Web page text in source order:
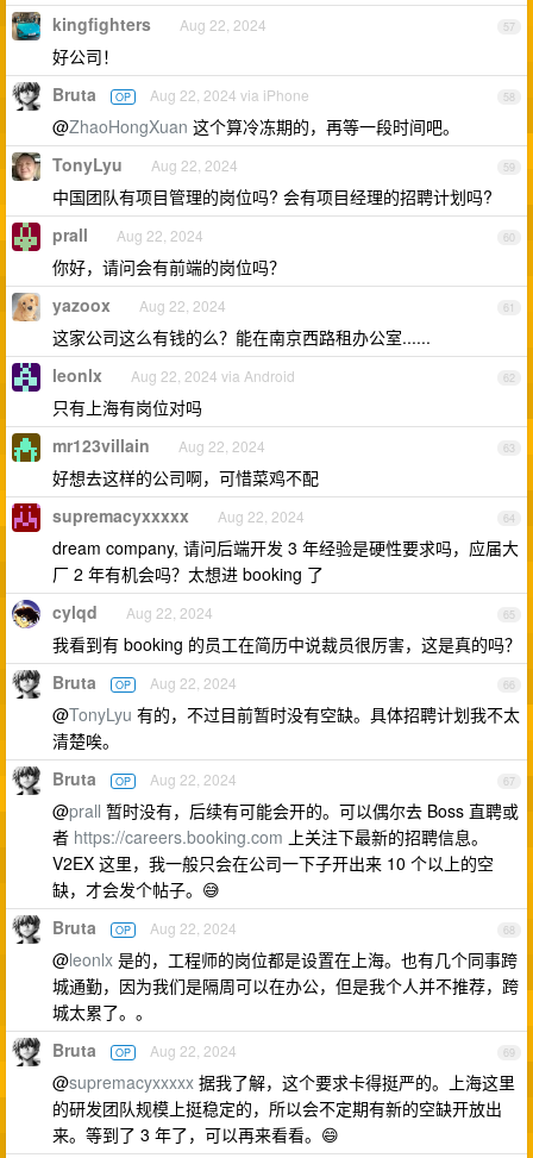
57
kingfighters Aug 22, 2024
好公司！
58
Bruta OP Aug 22, 2024 via iPhone
@ZhaoHongXuan 这个算冷冻期的，再等一段时间吧。
59
TonyLyu Aug 22, 2024
中国团队有项目管理的岗位吗? 会有项目经理的招聘计划吗?
60
prall Aug 22, 2024
你好，请问会有前端的岗位吗？
61
yazoox Aug 22, 2024
这家公司这么有钱的么？能在南京西路租办公室......
62
leonlx Aug 22, 2024 via Android
只有上海有岗位对吗
63
mr123villain Aug 22, 2024
好想去这样的公司啊，可惜菜鸡不配
64
supremacyxxxxx Aug 22, 2024
dream company, 请问后端开发 3 年经验是硬性要求吗，应届大
厂 2 年有机会吗？太想进 booking 了
65
cylqd Aug 22, 2024
我看到有 booking 的员工在简历中说裁员很厉害，这是真的吗？
66
Bruta OP Aug 22, 2024
@TonyLyu 有的，不过目前暂时没有空缺。具体招聘计划我不太
清楚唉。
67
Bruta OP Aug 22, 2024
@prall 暂时没有，后续有可能会开的。可以偶尔去 Boss 直聘或
者 https://careers.booking.com 上关注下最新的招聘信息。
V2EX 这里，我一般只会在公司一下子开出来 10 个以上的空
缺，才会发个帖子。😅
68
Bruta OP Aug 22, 2024
@leonlx 是的，工程师的岗位都是设置在上海。也有几个同事跨
城通勤，因为我们是隔周可以在办公，但是我个人并不推荐，跨
城太累了。。
69
Bruta OP Aug 22, 2024
@supremacyxxxxx 据我了解，这个要求卡得挺严的。上海这里
的研发团队规模上挺稳定的，所以会不定期有新的空缺开放出
来。等到了 3 年了，可以再来看看。😄